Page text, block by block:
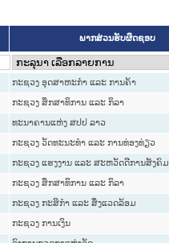
ພາກສ່ວນຮັບຜິດຊອບ
ກະຊວງ ອຸດສາຫະກຳ ແລະ ການຄ້າ
ກະຊວງ ສຶກສາທິການ ແລະ ກິລາ
ທະນາຄານແຫ່ງ ສປປ ລາວ
ກະຊວງ ວັດທະນະທຳ ແລະ ການທ່ອງທ່ຽວ
ກະຊວງ ແຮງງານ ແລະ ສະຫວັດດີການສັງຄົມ
ກະຊວງ ສຶກສາທິການ ແລະ ກິລາ
ກະຊວງ ກະສິກຳ ແລະ ສິ່ງແວດລ້ອມ
ກະຊວງ ການເງິນ